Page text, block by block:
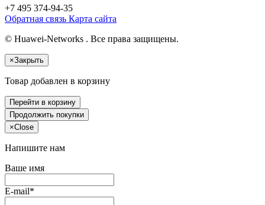
+7 495 374-94-35
Обратная связь Карта сайта
© Huawei-Networks . Все права защищены.
×Закрыть
Товар добавлен в корзину
Перейти в корзину
Продолжить покупки
×Close
Напишите нам
Ваше имя
E-mail*